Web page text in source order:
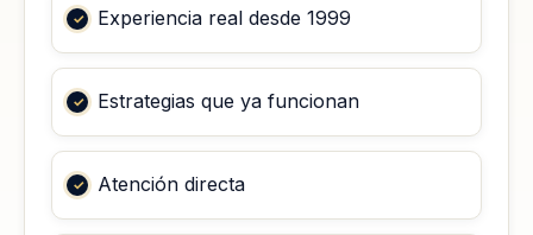
Experiencia real desde 1999
Estrategias que ya funcionan
Atención directa